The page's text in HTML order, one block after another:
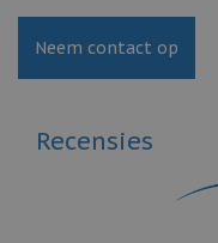
Neem contact op
Recensies